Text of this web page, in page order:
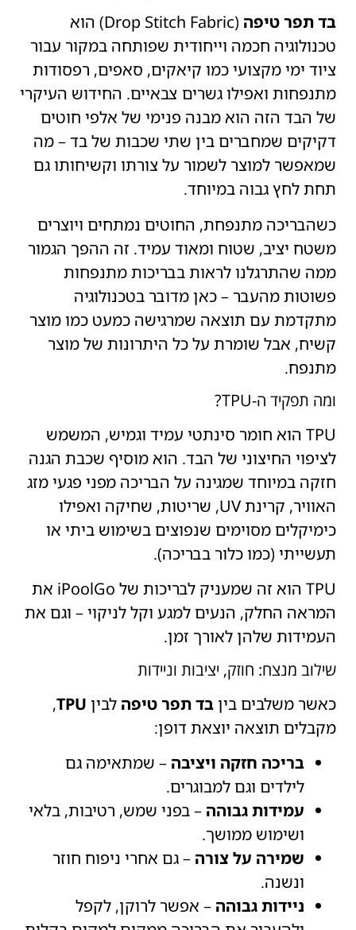
בד תפר טיפה
(Drop Stitch Fabric) הוא
טכנולוגיה חכמה וייחודית שפותחה במקור עבור
ציוד ימי מקצועי כמו קיאקים, סאפים, רפסודות
מתנפחות ואפילו גשרים צבאיים. החידוש העיקרי
של הבד הזה הוא מבנה פנימי של אלפי חוטים
דקיקים שמחברים בין שתי שכבות של בד – מה
שמאפשר למוצר לשמור על צורתו וקשיחותו גם
תחת לחץ גבוה במיוחד.
כשהבריכה מתנפחת, החוטים נמתחים ויוצרים
משטח יציב, שטוח ומאוד עמיד. זה ההפך הגמור
ממה שהתרגלנו לראות בבריכות מתנפחות
פשוטות מהעבר – כאן מדובר בטכנולוגיה
מתקדמת עם תוצאה שמרגישה כמעט כמו מוצר
קשיח, אבל שומרת על כל היתרונות של מוצר
מתנפח.
ומה תפקיד ה-TPU?
TPU הוא חומר סינתטי עמיד וגמיש, המשמש
לציפוי החיצוני של הבד. הוא מוסיף שכבת הגנה
חזקה במיוחד שמגינה על הבריכה מפני פגעי מזג
האוויר, קרינת UV, שריטות, שחיקה ואפילו
כימיקלים מסוימים שנפוצים בשימוש ביתי או
תעשייתי (כמו כלור בבריכה).
TPU הוא זה שמעניק לבריכות של iPoolGo את
המראה החלק, הנעים למגע וקל לניקוי – וגם את
העמידות שלהן לאורך זמן.
שילוב מנצח: חוזק, יציבות וניידות
כאשר משלבים בין בד תפר טיפה לבין TPU
,
מקבלים תוצאה יוצאת דופן:
בריכה חזקה ויציבה – שמתאימה גם
לילדים וגם למבוגרים.
עמידות גבוהה – בפני שמש, רטיבות, בלאי
ושימוש ממושך.
שמירה על צורה – גם אחרי ניפוח חוזר
ונשנה.
ניידות גבוהה – אפשר לרוקן, לקפל